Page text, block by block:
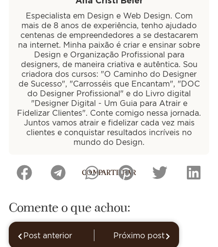
Especialista em Design e Web Design. Com
mais de 8 anos de experiência, tenho ajudado
centenas de empreendedores a se destacarem
na internet. Minha paixão é criar e ensinar sobre
Design e Organização Profissional para
designers, de maneira criativa e autêntica. Sou
criadora dos cursos: "O Caminho do Designer
de Sucesso", "Carrosséis que Encantam", "DOC
do Designer Profissional" e do Livro digital
"Designer Digital - Um Guia para Atrair e
Fidelizar Clientes". Conte comigo nessa jornada.
Juntos vamos atrair e fidelizar cada vez mais
clientes e conquistar resultados incríveis no
mundo do Design.
COMPARTILHAR
Comente o que achou:
Post anterior Próximo post